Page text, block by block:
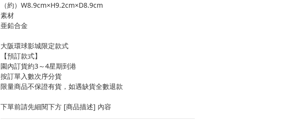
（約）W8.9cm×H9.2cm×D8.9cm
素材
亜鉛合金
大阪環球影城限定款式
【預訂款式】
園內訂貨約3～4星期到港
按訂單入數次序分貨
限量商品不保證有貨，如遇缺貨全數退款
下單前請先細閱下方 [商品描述] 內容